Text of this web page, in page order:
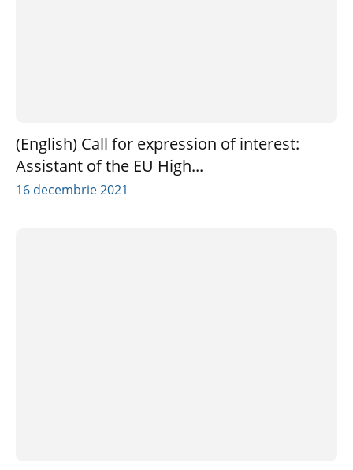
(English) Call for expression of interest:
Assistant of the EU High...
16 decembrie 2021